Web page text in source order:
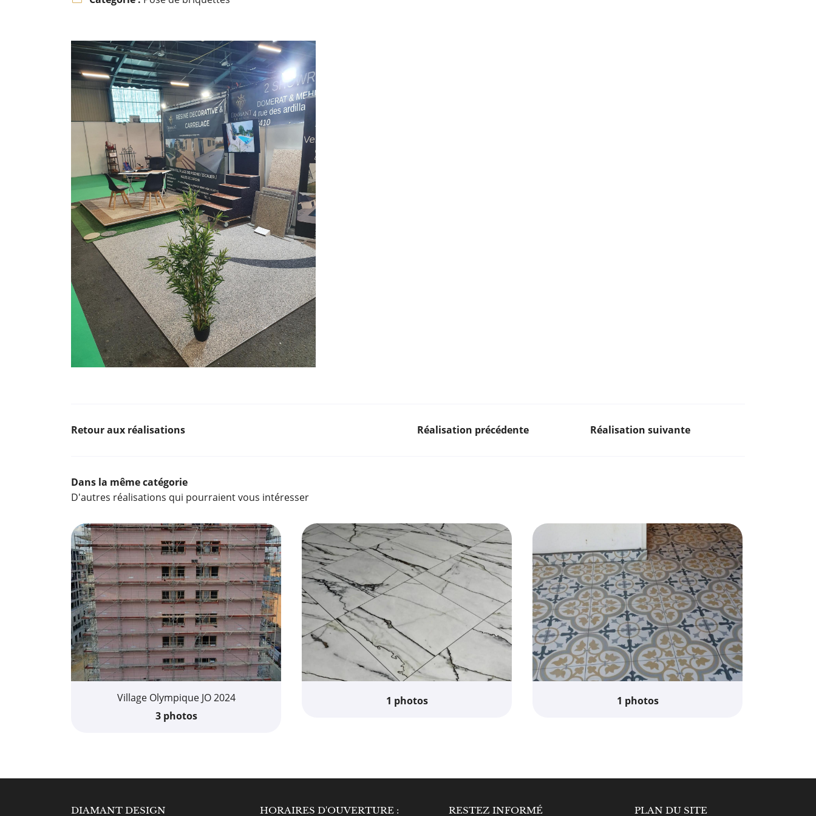
l'adresse email indiqué ci-dessus. Vous pouvez vous désinscrire à tout moment en
INSCRIPTION
Retour aux réalisations Réalisation précédente Réalisation suivante
Dans la même catégorie
D'autres réalisations qui pourraient vous intéresser
Village Olympique JO 2024
3 photos
1 photos 1 photos
DIAMANT DESIGN DIAMANT DESIGN DOMERAT DIAMANT DESIGN DIAMANT DESIGN DOMERAT
HORAIRES D'OUVERTURE : RESTEZ INFORMÉ PLAN DU SITE